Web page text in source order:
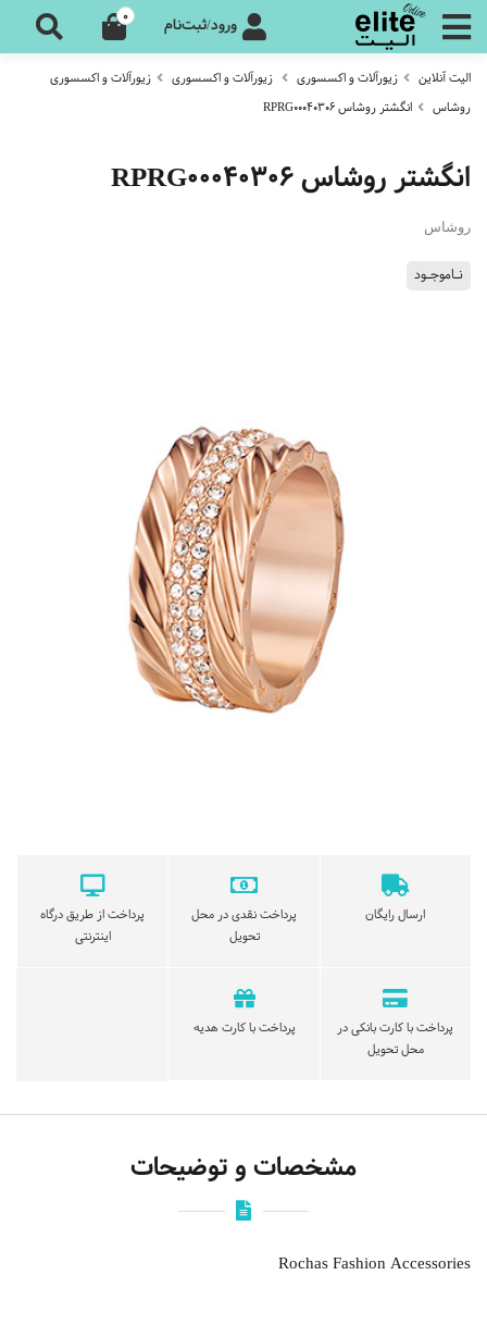
ورود/ثبت‌نام 0
الیت آنلاین زیورآلات و اکسسوری زیورآلات و اکسسوری
زیورآلات و اکسسوری
روشاس
انگشتر روشاس RPRG00040306
انگشتر روشاس RPRG00040306
روشاس
نـاموجـود
ارسال رایگان
پرداخت نقدی در محل
تحویل
پرداخت از طریق درگاه
اینترنتی
پرداخت با کارت بانکی در
محل تحویل
پرداخت با کارت هدیه
مشخصات و توضیحات
Rochas Fashion Accessories